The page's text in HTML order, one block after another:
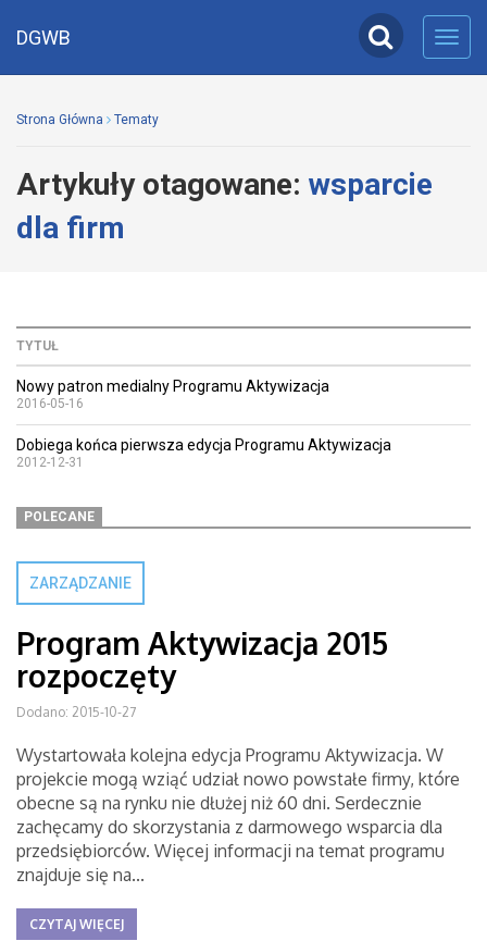
DGWB
Strona Główna Tematy
Artykuły otagowane: wsparcie
dla firm
TYTUŁ
Nowy patron medialny Programu Aktywizacja
2016-05-16
Dobiega końca pierwsza edycja Programu Aktywizacja
2012-12-31
POLECANE
ZARZĄDZANIE
Program Aktywizacja 2015
rozpoczęty
Dodano: 2015-10-27
Wystartowała kolejna edycja Programu Aktywizacja. W
projekcie mogą wziąć udział nowo powstałe firmy, które
obecne są na rynku nie dłużej niż 60 dni. Serdecznie
zachęcamy do skorzystania z darmowego wsparcia dla
przedsiębiorców. Więcej informacji na temat programu
znajduje się na...
CZYTAJ WIĘCEJ